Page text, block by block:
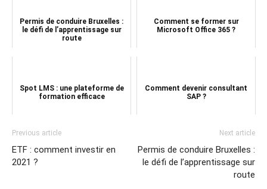
Permis de conduire Bruxelles :
le défi de l’apprentissage sur
route
Comment se former sur
Microsoft Office 365 ?
Spot LMS : une plateforme de
formation efficace
Comment devenir consultant
SAP ?
Previous article
ETF : comment investir en
2021 ?
Next article
Permis de conduire Bruxelles :
le défi de l’apprentissage sur
route